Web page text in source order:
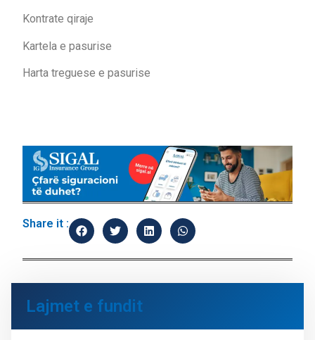
Kontrate qiraje
Kartela e pasurise
Harta treguese e pasurise
Share it :
Lajmet e fundit